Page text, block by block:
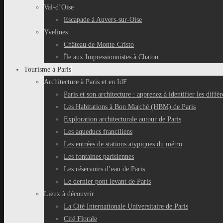
Val-d’Oise
Escapade à Auvers-sur-Oise
Yvelines
Château de Monte-Cristo
Île aux Impressionnistes à Chatou
Tourisme à Paris
Architecture à Paris et en IdF
Paris et son architecture : apprenez à identifier les
Les Habitations à Bon Marché (HBM) de Paris
Exploration architecturale autour de Paris
Les aqueducs franciliens
Les entrées de stations atypiques du métro
Les fontaines parisiennes
Les réservoirs d’eau de Paris
Le dernier pont levant de Paris
Lieux à découvrir
La Cité Internationale Universitaire de Paris
Cité Florale